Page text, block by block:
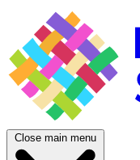
Close main menu